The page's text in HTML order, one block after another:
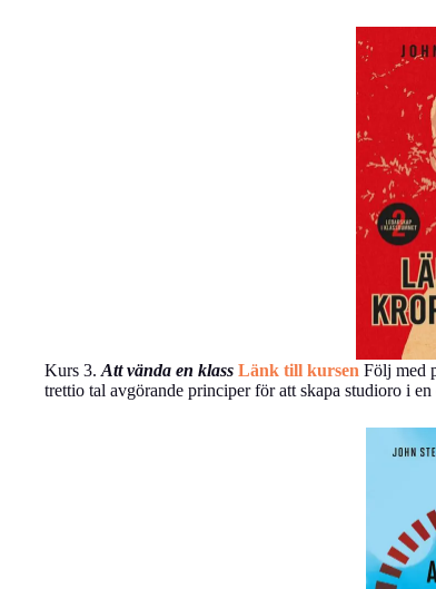
Kurs 3. Att vända en klass Länk till kursen Följ med
trettio tal avgörande principer för att skapa studioro i